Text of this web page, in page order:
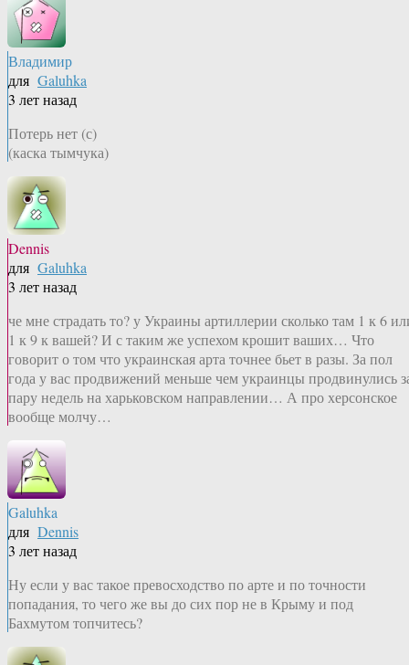
Владимир
для Galuhka
3 лет назад
Потерь нет (с)
(каска тымчука)
Dennis
для Galuhka
3 лет назад
че мне страдать то? у Украины артиллерии сколько там 1 к 6
1 к 9 к вашей? И с таким же успехом крошит ваших… Что
говорит о том что украинская арта точнее бьет в разы. За пол
года у вас продвижений меньше чем украинцы продвинулись
пару недель на харьковском направлении… А про херсонское
вообще молчу…
Galuhka
для Dennis
3 лет назад
Ну если у вас такое превосходство по арте и по точности
попадания, то чего же вы до сих пор не в Крыму и под
Бахмутом топчитесь?